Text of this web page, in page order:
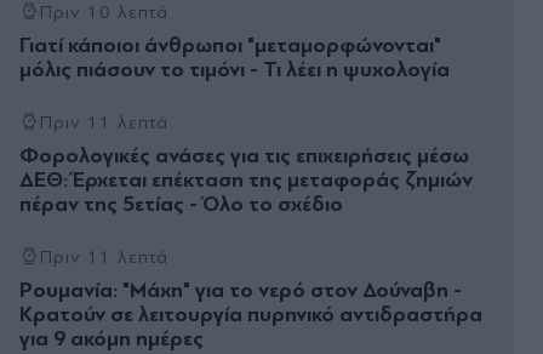
Πριν 10 λεπτά
Γιατί κάποιοι άνθρωποι "μεταμορφώνονται"
μόλις πιάσουν το τιμόνι - Τι λέει η ψυχολογία
Πριν 11 λεπτά
Φορολογικές ανάσες για τις επιχειρήσεις μέσω
ΔΕΘ: Έρχεται επέκταση της μεταφοράς ζημιών
πέραν της 5ετίας - Όλο το σχέδιο
Πριν 11 λεπτά
Ρουμανία: "Μάχη" για το νερό στον Δούναβη -
Κρατούν σε λειτουργία πυρηνικό αντιδραστήρα
για 9 ακόμη ημέρες